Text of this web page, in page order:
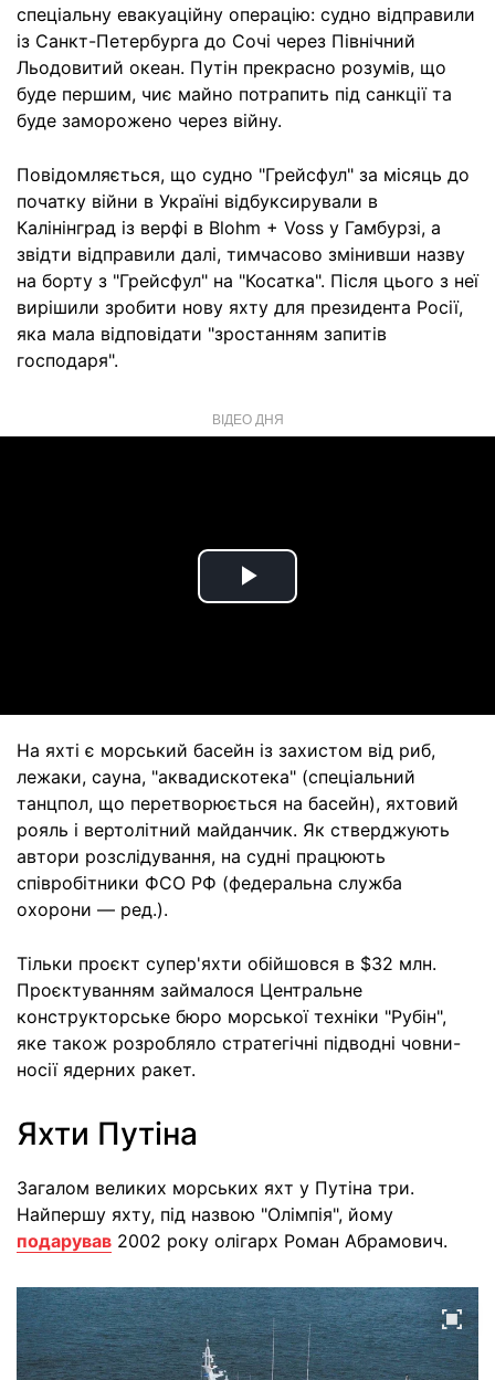
спеціальну евакуаційну операцію: судно відправили
із Санкт-Петербурга до Сочі через Північний
Льодовитий океан. Путін прекрасно розумів, що
буде першим, чиє майно потрапить під санкції та
буде заморожено через війну.
Повідомляється, що судно "Грейсфул" за місяць до
початку війни в Україні відбуксирували в
Калінінград із верфі в Blohm + Voss у Гамбурзі, а
звідти відправили далі, тимчасово змінивши назву
на борту з "Грейсфул" на "Косатка". Після цього з неї
вирішили зробити нову яхту для президента Росії,
яка мала відповідати "зростанням запитів
господаря".
ВІДЕО ДНЯ
Play
На яхті є морський басейн із захистом від риб,
лежаки, сауна, "аквадискотека" (спеціальний
танцпол, що перетворюється на басейн), яхтовий
рояль і вертолітний майданчик. Як стверджують
автори розслідування, на судні працюють
співробітники ФСО РФ (федеральна служба
охорони — ред.).
Тільки проєкт супер'яхти обійшовся в $32 млн.
Проєктуванням займалося Центральне
конструкторське бюро морської техніки "Рубін",
яке також розробляло стратегічні підводні човни-
носії ядерних ракет.
Яхти Путіна
Загалом великих морських яхт у Путіна три.
Найпершу яхту, під назвою "Олімпія", йому
подарував 2002 року олігарх Роман Абрамович.